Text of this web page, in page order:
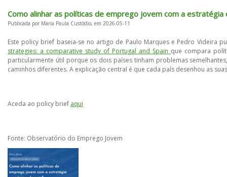
Como alinhar as políticas de emprego jovem com a estratégia
Publicada por Maria Paula Custódio, em 2026-05-11
Este policy brief baseia-se no artigo de Paulo Marques e Pedro Videira
strategies: a comparative study of Portugal and Spain que compara
particularmente útil porque os dois países tinham problemas
caminhos diferentes. A explicação central é que cada país desenhou as
Aceda ao policy brief aqui
Fonte: Observatório do Emprego Jovem